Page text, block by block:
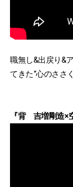
職無し&出戻り&
てきた”心のささ
『背 吉増剛造×